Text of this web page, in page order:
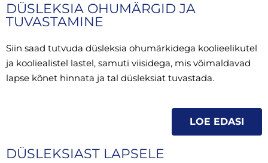
DÜSLEKSIA OHUMÄRGID JA
TUVASTAMINE
Siin saad tutvuda düsleksia ohumärkidega koolieelikutel
ja kooliealistel lastel, samuti viisidega, mis võimaldavad
lapse kõnet hinnata ja tal düsleksiat tuvastada.
LOE EDASI
DÜSLEKSIAST LAPSELE